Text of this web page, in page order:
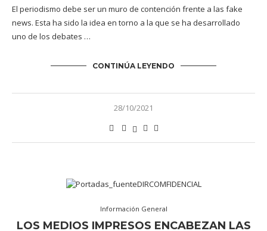
El periodismo debe ser un muro de contención frente a las fake
news. Esta ha sido la idea en torno a la que se ha desarrollado
uno de los debates …
CONTINÚA LEYENDO
28/10/2021
Información General
LOS MEDIOS IMPRESOS ENCABEZAN LAS